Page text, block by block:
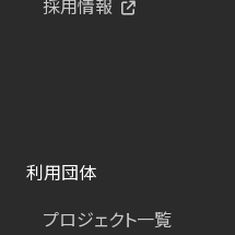
利用団体
プロジェクト一覧